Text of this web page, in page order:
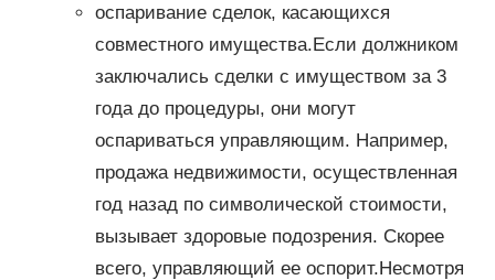
оспаривание сделок, касающихся
совместного имущества.Если должником
заключались сделки с имуществом за 3
года до процедуры, они могут
оспариваться управляющим. Например,
продажа недвижимости, осуществленная
год назад по символической стоимости,
вызывает здоровые подозрения. Скорее
всего, управляющий ее оспорит.Несмотря